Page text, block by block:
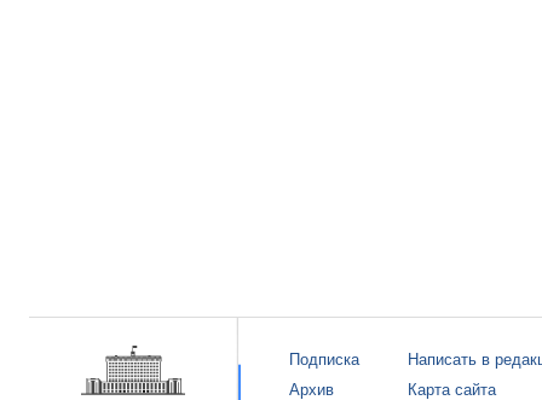
Подписка
Архив
Написать в
Карта сайта